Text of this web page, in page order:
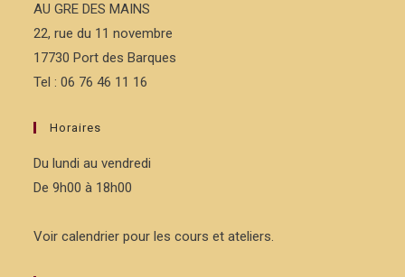
AU GRE DES MAINS
22, rue du 11 novembre
17730 Port des Barques
Tel : 06 76 46 11 16
Horaires
Du lundi au vendredi
De 9h00 à 18h00
Voir calendrier pour les cours et ateliers.